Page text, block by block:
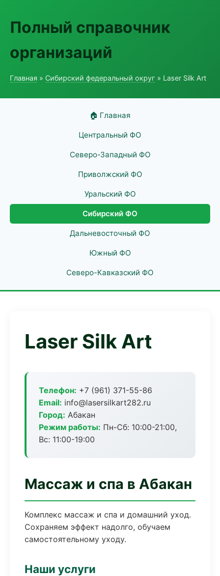
Полный справочник
организаций
Главная » Сибирский федеральный округ » Laser Silk Art
🏠 Главная
Центральный ФО
Северо-Западный ФО
Приволжский ФО
Уральский ФО
Сибирский ФО
Дальневосточный ФО
Южный ФО
Северо-Кавказский ФО
Laser Silk Art
Телефон: +7 (961) 371-55-86
Email: info@lasersilkart282.ru
Город: Абакан
Режим работы: Пн-Сб: 10:00-21:00,
Вс: 11:00-19:00
Массаж и спа в Абакан
Комплекс массаж и спа и домашний уход.
Сохраняем эффект надолго, обучаем
самостоятельному уходу.
Наши услуги